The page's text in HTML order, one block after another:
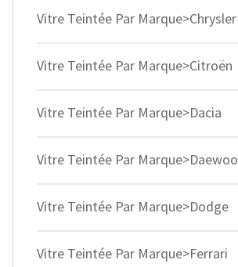
Vitre Teintée Par Marque>Chrysler
Vitre Teintée Par Marque>Citroën
Vitre Teintée Par Marque>Dacia
Vitre Teintée Par Marque>Daewoo
Vitre Teintée Par Marque>Dodge
Vitre Teintée Par Marque>Ferrari